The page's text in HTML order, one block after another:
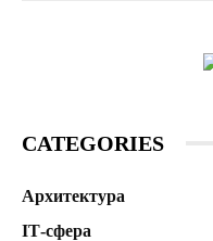
CATEGORIES
Архитектура
ІТ-сфера